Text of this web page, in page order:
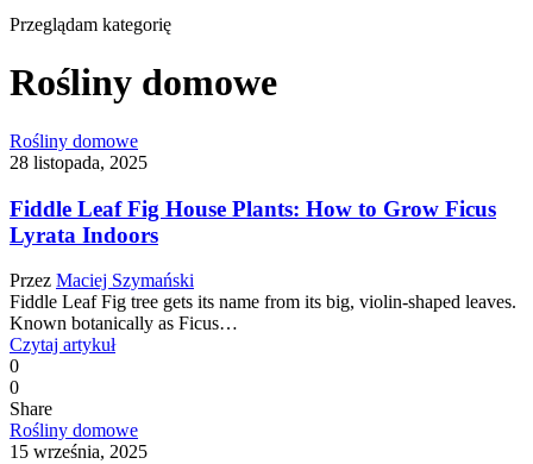
Przeglądam kategorię
Rośliny domowe
Rośliny domowe
28 listopada, 2025
Fiddle Leaf Fig House Plants: How to Grow Ficus
Lyrata Indoors
Przez Maciej Szymański
Fiddle Leaf Fig tree gets its name from its big, violin-shaped leaves.
Known botanically as Ficus…
Czytaj artykuł
0
0
Share
Rośliny domowe
15 września, 2025